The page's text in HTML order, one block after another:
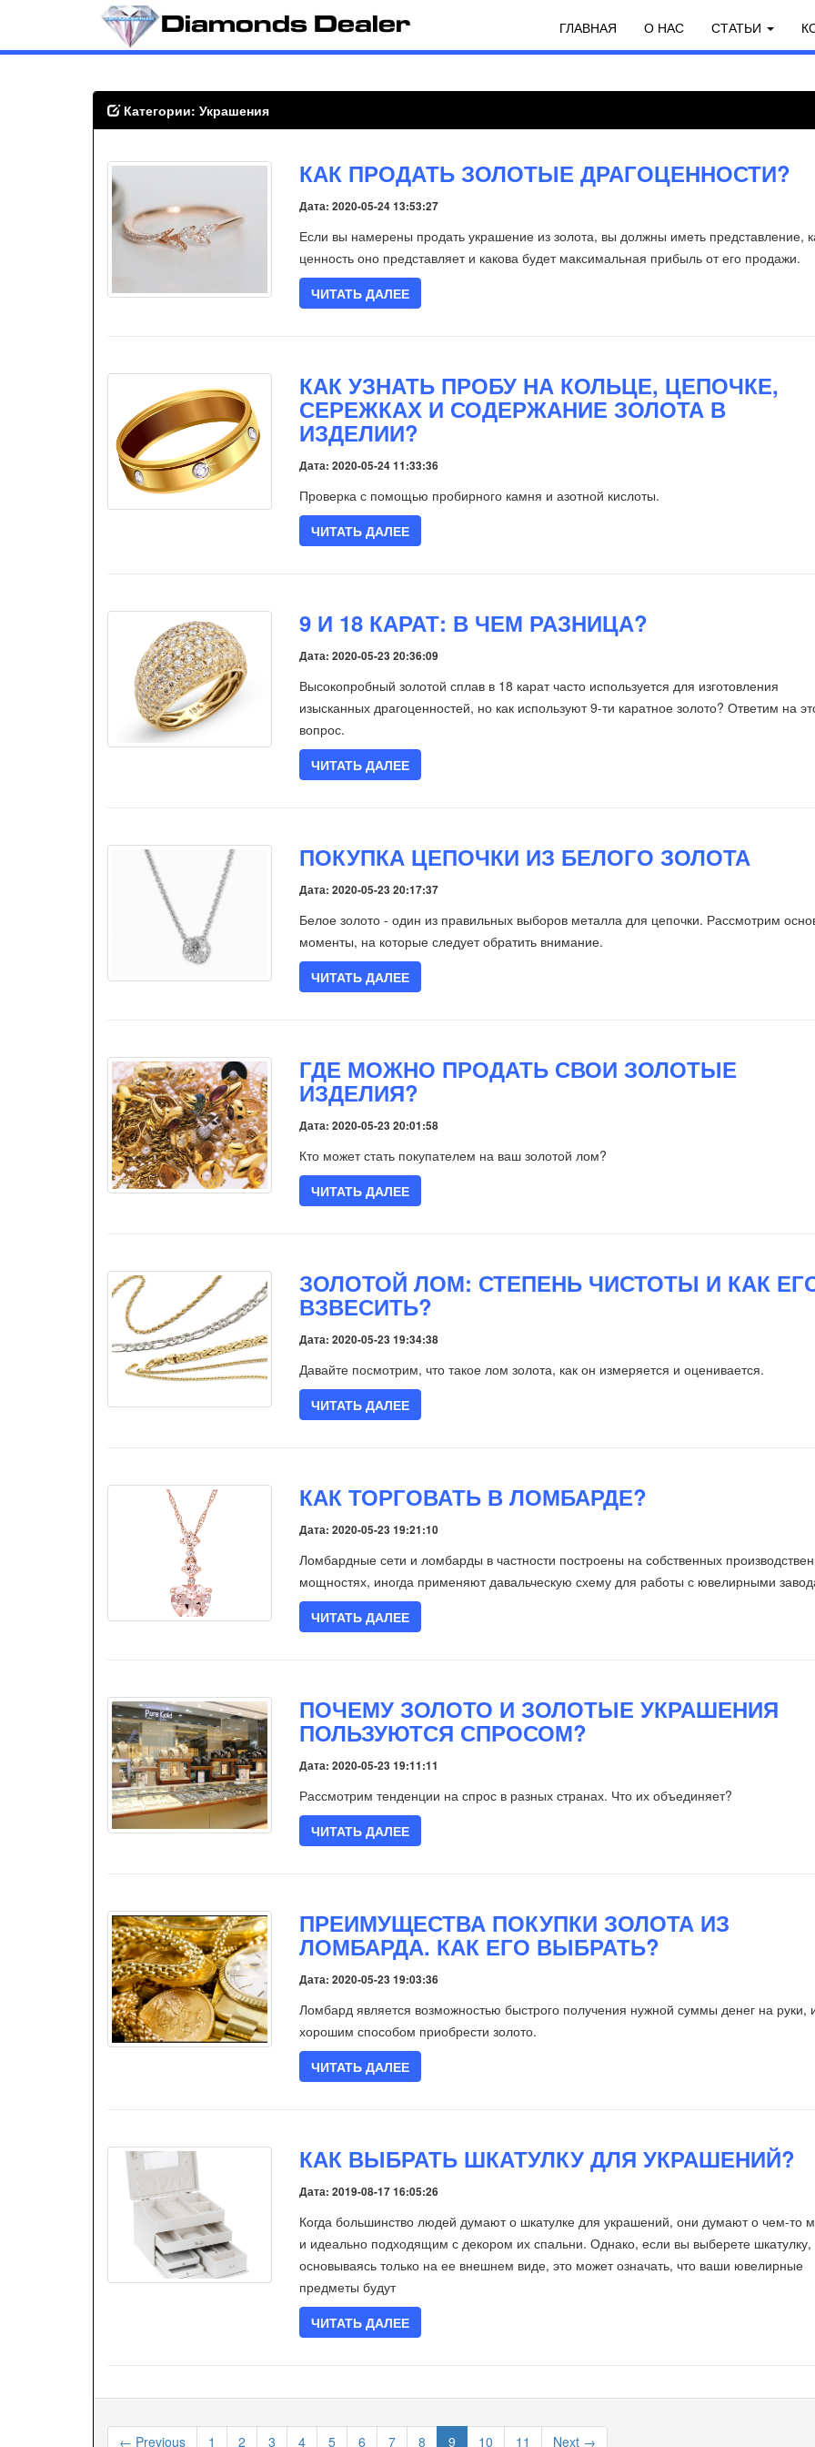
ГЛАВНАЯ О НАС СТАТЬИ
Категории: Украшения
КАК ПРОДАТЬ ЗОЛОТЫЕ ДРАГОЦЕННОСТИ?
Дата: 2020-05-24 13:53:27
Если вы намерены продать украшение из золота, вы должны иметь представление,
ценность оно представляет и какова будет максимальная прибыль от его продажи.
ЧИТАТЬ ДАЛЕЕ
КАК УЗНАТЬ ПРОБУ НА КОЛЬЦЕ, ЦЕПОЧКЕ,
СЕРЕЖКАХ И СОДЕРЖАНИЕ ЗОЛОТА В
ИЗДЕЛИИ?
Дата: 2020-05-24 11:33:36
Проверка с помощью пробирного камня и азотной кислоты.
ЧИТАТЬ ДАЛЕЕ
9 И 18 КАРАТ: В ЧЕМ РАЗНИЦА?
Дата: 2020-05-23 20:36:09
Высокопробный золотой сплав в 18 карат часто используется для изготовления
изысканных драгоценностей, но как используют 9-ти каратное золото? Ответим на
вопрос.
ЧИТАТЬ ДАЛЕЕ
ПОКУПКА ЦЕПОЧКИ ИЗ БЕЛОГО ЗОЛОТА
Дата: 2020-05-23 20:17:37
Белое золото - один из правильных выборов металла для цепочки. Рассмотрим
моменты, на которые следует обратить внимание.
ЧИТАТЬ ДАЛЕЕ
ГДЕ МОЖНО ПРОДАТЬ СВОИ ЗОЛОТЫЕ
ИЗДЕЛИЯ?
Дата: 2020-05-23 20:01:58
Кто может стать покупателем на ваш золотой лом?
ЧИТАТЬ ДАЛЕЕ
ЗОЛОТОЙ ЛОМ: СТЕПЕНЬ ЧИСТОТЫ И КАК
ВЗВЕСИТЬ?
Дата: 2020-05-23 19:34:38
Давайте посмотрим, что такое лом золота, как он измеряется и оценивается.
ЧИТАТЬ ДАЛЕЕ
КАК ТОРГОВАТЬ В ЛОМБАРДЕ?
Дата: 2020-05-23 19:21:10
Ломбардные сети и ломбарды в частности построены на собственных
мощностях, иногда применяют давальческую схему для работы с ювелирными
ЧИТАТЬ ДАЛЕЕ
ПОЧЕМУ ЗОЛОТО И ЗОЛОТЫЕ УКРАШЕНИЯ
ПОЛЬЗУЮТСЯ СПРОСОМ?
Дата: 2020-05-23 19:11:11
Рассмотрим тенденции на спрос в разных странах. Что их объединяет?
ЧИТАТЬ ДАЛЕЕ
ПРЕИМУЩЕСТВА ПОКУПКИ ЗОЛОТА ИЗ
ЛОМБАРДА. КАК ЕГО ВЫБРАТЬ?
Дата: 2020-05-23 19:03:36
Ломбард является возможностью быстрого получения нужной суммы денег на руки,
хорошим способом приобрести золото.
ЧИТАТЬ ДАЛЕЕ
КАК ВЫБРАТЬ ШКАТУЛКУ ДЛЯ УКРАШЕНИЙ?
Дата: 2019-08-17 16:05:26
Когда большинство людей думают о шкатулке для украшений, они думают о чем-то
и идеально подходящим с декором их спальни. Однако, если вы выберете шкатулку,
основываясь только на ее внешнем виде, это может означать, что ваши ювелирные
предметы будут
ЧИТАТЬ ДАЛЕЕ
← Previous 1 2 3 4 5 6 7 8 9 10 11 Next →